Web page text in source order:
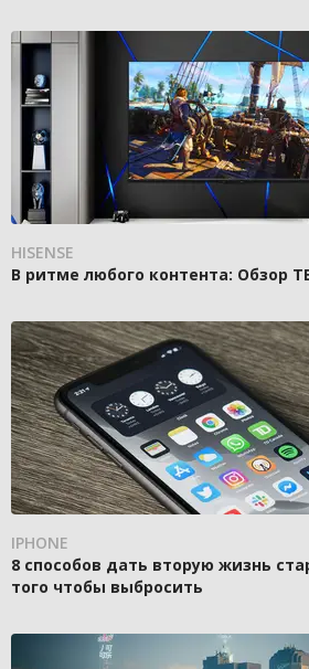
HISENSE
В ритме любого контента: Обзор ТВ
IPHONE
8 способов дать вторую жизнь
того чтобы выбросить